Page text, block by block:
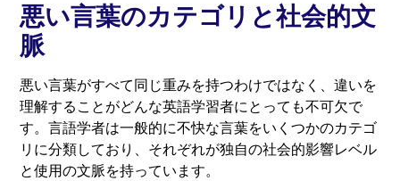
悪い言葉のカテゴリと社会的文
脈
悪い言葉がすべて同じ重みを持つわけではなく、違いを
理解することがどんな英語学習者にとっても不可欠で
す。言語学者は一般的に不快な言葉をいくつかのカテゴ
リに分類しており、それぞれが独自の社会的影響レベル
と使用の文脈を持っています。